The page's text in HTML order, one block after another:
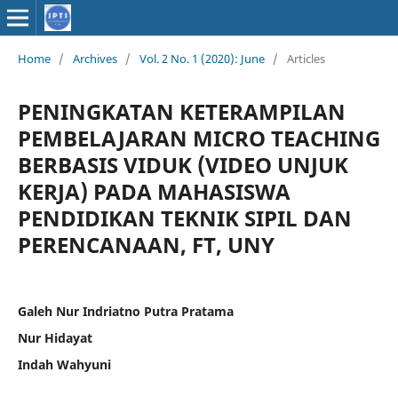
Home / Archives / Vol. 2 No. 1 (2020): June / Articles
PENINGKATAN KETERAMPILAN
PEMBELAJARAN MICRO TEACHING
BERBASIS VIDUK (VIDEO UNJUK
KERJA) PADA MAHASISWA
PENDIDIKAN TEKNIK SIPIL DAN
PERENCANAAN, FT, UNY
Galeh Nur Indriatno Putra Pratama
Nur Hidayat
Indah Wahyuni